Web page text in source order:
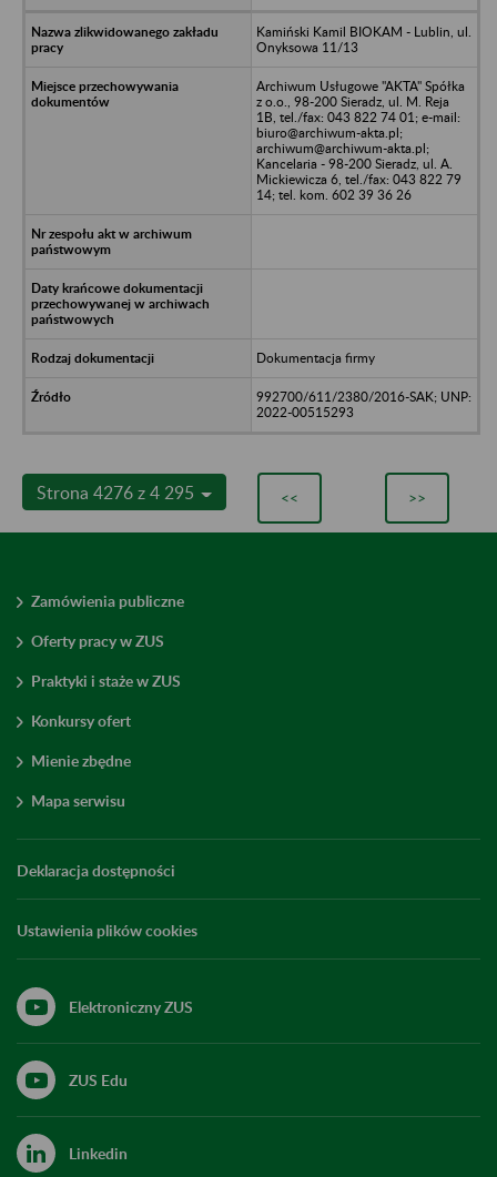
Kamiński Kamil BIOKAM - Lublin, ul.
Onyksowa 11/13
Archiwum Usługowe "AKTA" Spółka
z o.o., 98-200 Sieradz, ul. M. Reja
1B, tel./fax: 043 822 74 01; e-mail:
biuro@archiwum-akta.pl;
archiwum@archiwum-akta.pl;
Kancelaria - 98-200 Sieradz, ul. A.
Mickiewicza 6, tel./fax: 043 822 79
14; tel. kom. 602 39 36 26
Dokumentacja firmy
992700/611/2380/2016-SAK; UNP:
2022-00515293
Strona 4276 z 4 295 << >>
Zamówienia publiczne
Oferty pracy w ZUS
Praktyki i staże w ZUS
Konkursy ofert
Mienie zbędne
Mapa serwisu
Deklaracja dostępności
Ustawienia plików cookies
Elektroniczny ZUS
ZUS Edu
Linkedin